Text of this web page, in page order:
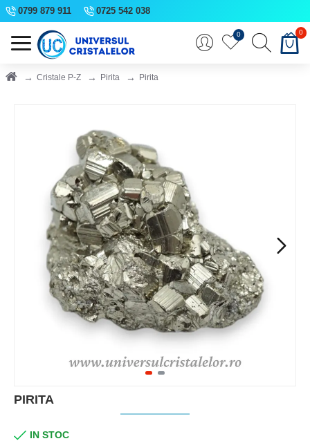
0799 879 911 0725 542 038
0 0
Cristale P-Z Pirita Pirita
PIRITA
IN STOC